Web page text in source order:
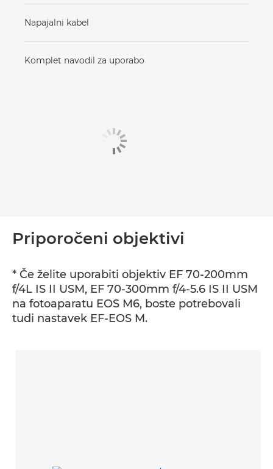
Napajalni kabel
Komplet navodil za uporabo
Priporočeni objektivi
* Če želite uporabiti objektiv EF 70-200mm
f/4L IS II USM, EF 70-300mm f/4-5.6 IS II USM
na fotoaparatu EOS M6, boste potrebovali
tudi nastavek EF-EOS M.